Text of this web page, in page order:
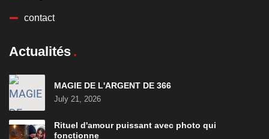
contact
Actualités
MAGIE DE L'ARGENT DE 366
July 21, 2026
Rituel d'amour puissant avec photo qui
fonctionne